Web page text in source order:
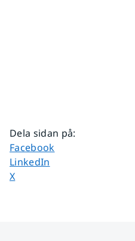
Dela sidan på:
Dela sidan på
Facebook
Dela sidan på
LinkedIn
Dela sidan på
X